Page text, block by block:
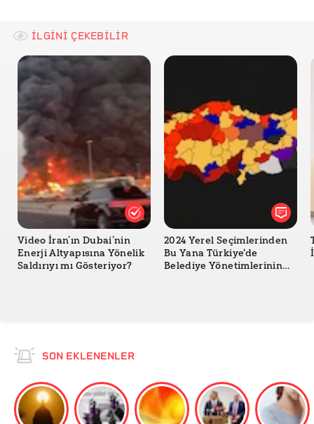
İLGİNİ ÇEKEBİLİR
Video İran’ın Dubai’nin
Enerji Altyapısına Yönelik
Saldırıyı mı Gösteriyor?
2024 Yerel Seçimlerinden
Bu Yana Türkiye'de
Belediye Yönetimlerinin
SON EKLENENLER